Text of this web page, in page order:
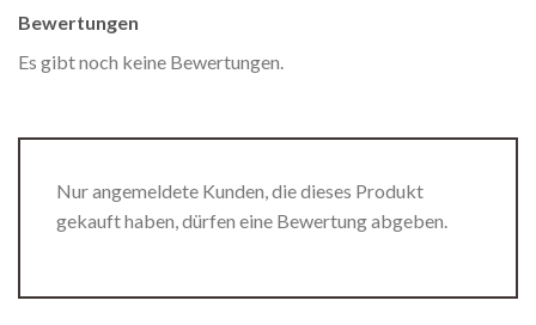
Bewertungen
Es gibt noch keine Bewertungen.
Nur angemeldete Kunden, die dieses Produkt
gekauft haben, dürfen eine Bewertung abgeben.